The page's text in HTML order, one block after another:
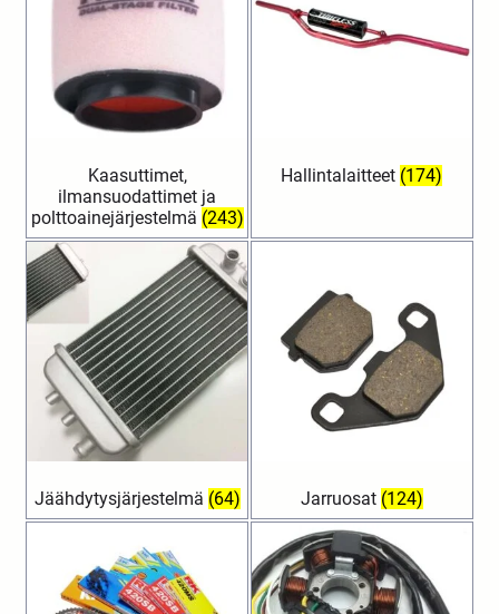
Kaasuttimet,
ilmansuodattimet ja
polttoainejärjestelmä (243)
Hallintalaitteet (174)
Jäähdytysjärjestelmä (64) Jarruosat (124)